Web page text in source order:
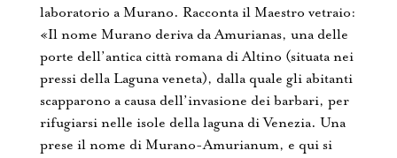
laboratorio a Murano. Racconta il Maestro vetraio:
«Il nome Murano deriva da Amurianas, una delle
porte dell’antica città romana di Altino (situata nei
pressi della Laguna veneta), dalla quale gli abitanti
scapparono a causa dell’invasione dei barbari, per
rifugiarsi nelle isole della laguna di Venezia. Una
prese il nome di Murano-Amurianum, e qui si